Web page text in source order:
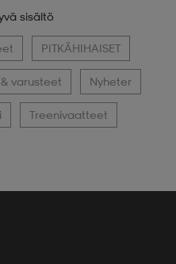
sisältö
PITKÄHIHAISET
varusteet Nyheter
Treenivaatteet